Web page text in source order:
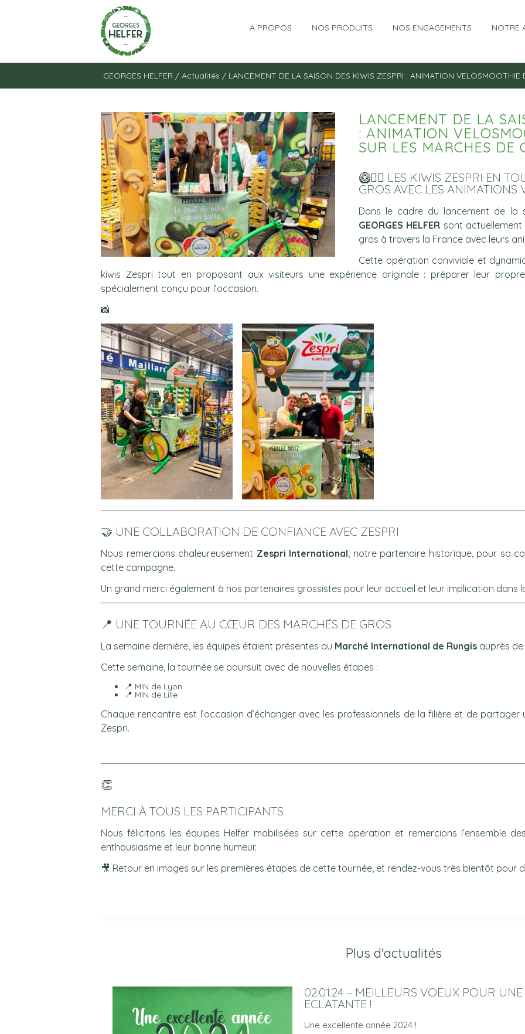
A PROPOS NOS PRODUITS NOS ENGAGEMENTS NOTRE
GEORGES HELFER / Actualités / LANCEMENT DE LA SAISON DES KIWIS ZESPRI : ANIMATION VELOSMOOTHIE
LANCEMENT DE LA
: ANIMATION
SUR LES MARCHES DE
🥝🚴‍♂️ LES KIWIS ZESPRI EN
GROS AVEC LES ANIMATIONS
Dans le cadre du lancement de la
GEORGES HELFER sont
gros à travers la France avec leurs
Cette opération conviviale et
kiwis Zespri tout en proposant aux visiteurs une expérience originale : préparer leur
spécialement conçu pour l’occasion.
📸
🤝 UNE COLLABORATION DE CONFIANCE AVEC ZESPRI
Nous remercions chaleureusement Zespri International, notre partenaire historique, pour sa
cette campagne.
Un grand merci également à nos partenaires grossistes pour leur accueil et leur implication dans
📍 UNE TOURNÉE AU CŒUR DES MARCHÉS DE GROS
La semaine dernière, les équipes étaient présentes au Marché International de Rungis auprès de
Cette semaine, la tournée se poursuit avec de nouvelles étapes :
📍 MIN de Lyon
📍 MIN de Lille
Chaque rencontre est l’occasion d’échanger avec les professionnels de la filière et de
Zespri.
👏
MERCI À TOUS LES PARTICIPANTS
Nous félicitons les équipes Helfer mobilisées sur cette opération et remercions l’ensemble
enthousiasme et leur bonne humeur.
🎥 Retour en images sur les premières étapes de cette tournée, et rendez-vous très bientôt pour
Plus d'actualités
02.01.24 – MEILLEURS VOEUX POUR
ECLATANTE !
Une excellente année 2024 !
Panneau de gestion des cookies